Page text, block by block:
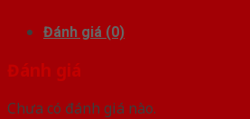
Đánh giá (0)
Đánh giá
Chưa có đánh giá nào.